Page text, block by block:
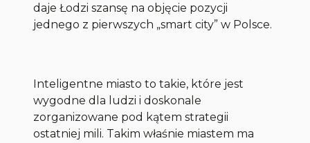
daje Łodzi szansę na objęcie pozycji
jednego z pierwszych „smart city” w Polsce.
Inteligentne miasto to takie, które jest
wygodne dla ludzi i doskonale
zorganizowane pod kątem strategii
ostatniej mili. Takim właśnie miastem ma